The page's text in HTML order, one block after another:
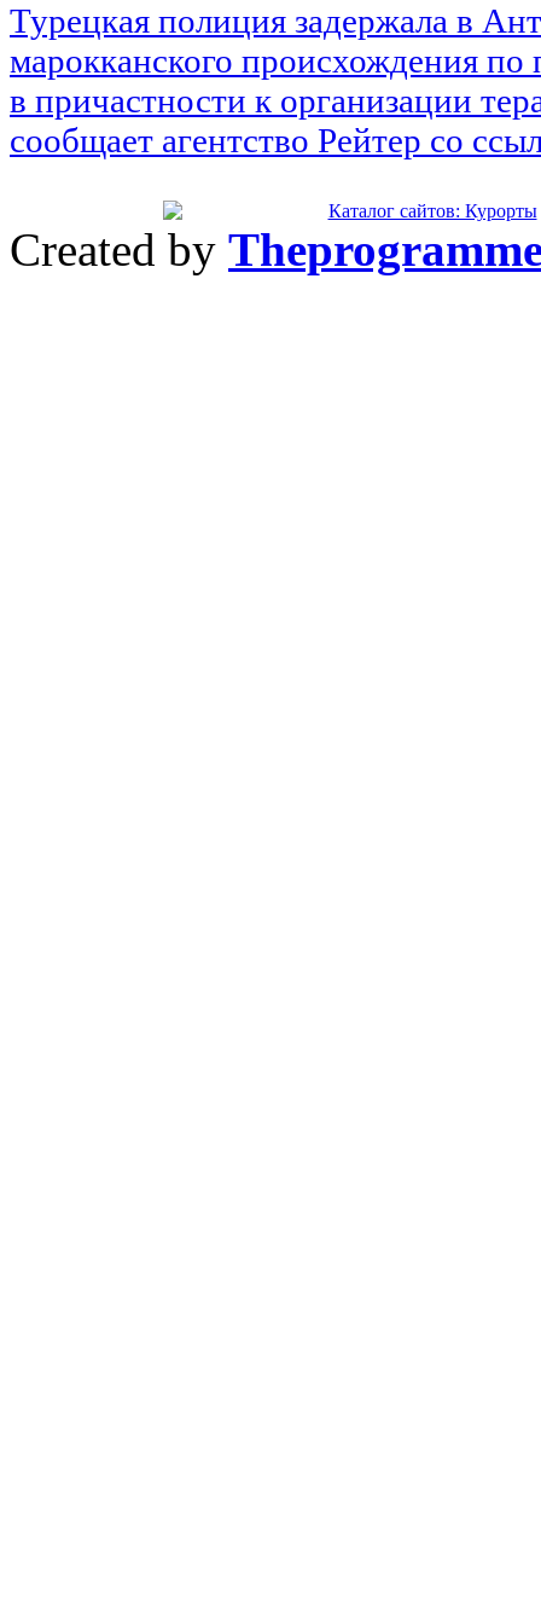
Турецкая полиция задержала в
марокканского происхождения по
в причастности к организации
сообщает агентство Рейтер со
Created by